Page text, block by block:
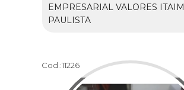
EMPRESARIAL VALORES ITAIM
PAULISTA
Cod.:11226